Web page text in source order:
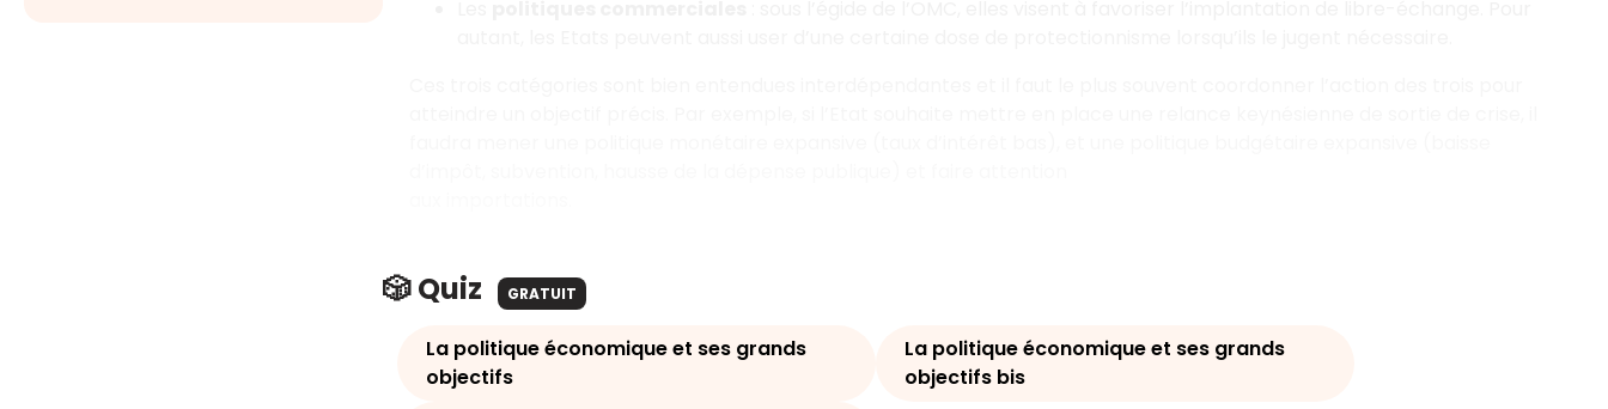
🎲 Quiz GRATUIT
La politique économique et ses grands
objectifs
La politique économique et ses grands
objectifs bis